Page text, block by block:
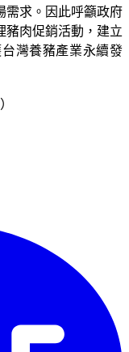
需求。因此呼籲政府
豬肉促銷活動，建立
灣養豬產業永續發